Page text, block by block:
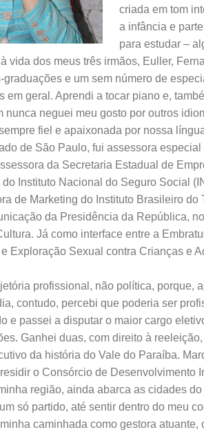
criada em tom
a infância e
para estudar –
vida dos meus três irmãos, Euller,
graduações e um sem número de
em geral. Aprendi a tocar piano e,
nunca neguei meu gosto por outros
fiel e apaixonada por nossa
de São Paulo, fui assessora
da Secretaria Estadual de
Instituto Nacional do Seguro Social
de Marketing do Instituto Brasileiro
da Presidência da República,
Já como interface entre a
Exploração Sexual contra Crianças e
profissional, não política, porque,
contudo, percebi que poderia ser
e passei a disputar o maior cargo
Ganhei duas, com direito à
da história do Vale do Paraíba.
o Consórcio de Desenvolvimento
região, ainda abarca as cidades
só partido, até sentir dentro do meu
caminhada como gestora